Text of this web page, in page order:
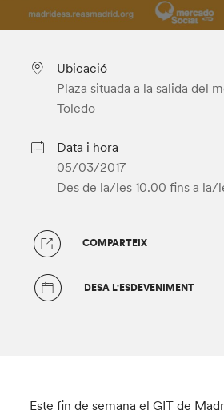
Ubicació
Plaza situada a la salida del
Toledo
Data i hora
05/03/2017
Des de la/les 10.00 fins a la/
COMPARTEIX
DESA L'ESDEVENIMENT
Este fin de semana el GIT de